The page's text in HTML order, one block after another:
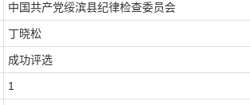
中国共产党绥滨县纪律检查委员会
丁晓松
成功评选
1